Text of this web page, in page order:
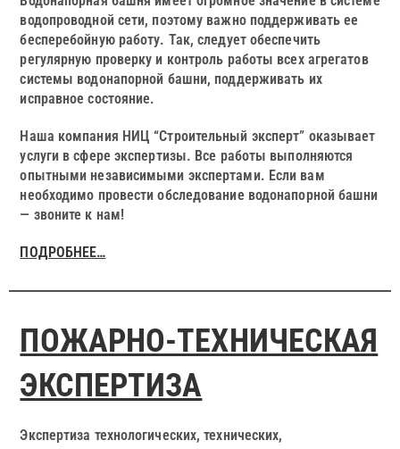
водопроводной сети, поэтому важно поддерживать ее
бесперебойную работу. Так, следует обеспечить
регулярную проверку и контроль работы всех агрегатов
системы водонапорной башни, поддерживать их
исправное состояние.
Наша компания НИЦ “Строительный эксперт” оказывает
услуги в сфере экспертизы. Все работы выполняются
опытными независимыми экспертами. Если вам
необходимо провести обследование водонапорной башни
— звоните к нам!
ПОДРОБНЕЕ…
ПОЖАРНО-ТЕХНИЧЕСКАЯ
ЭКСПЕРТИЗА
Экспертиза технологических, технических,